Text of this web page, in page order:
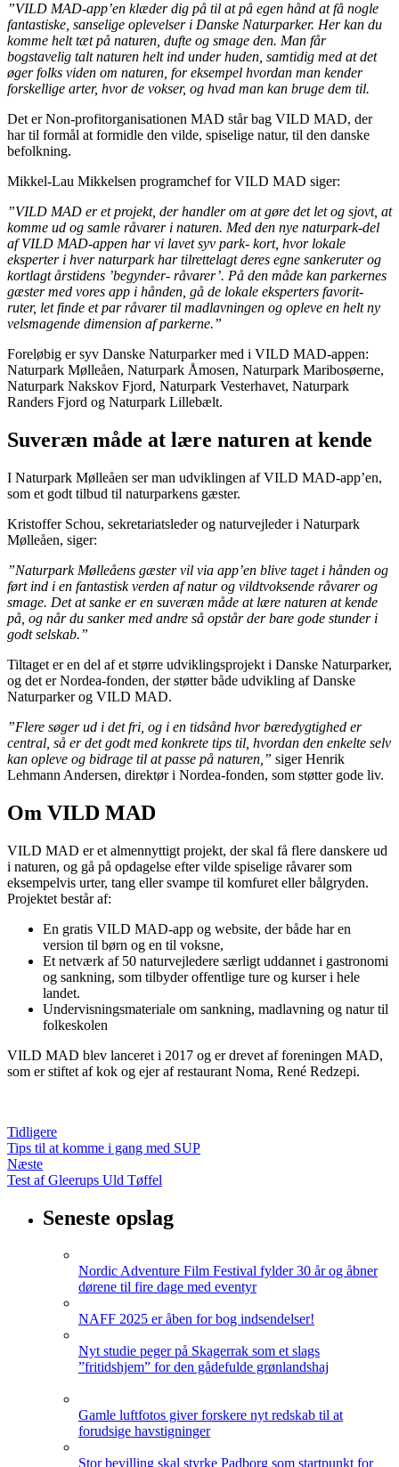
”VILD MAD-app’en klæder dig på til at på egen hånd at få nogle
fantastiske, sanselige oplevelser i Danske Naturparker. Her kan du
komme helt tæt på naturen, dufte og smage den. Man får
bogstavelig talt naturen helt ind under huden, samtidig med at det
øger folks viden om naturen, for eksempel hvordan man kender
forskellige arter, hvor de vokser, og hvad man kan bruge dem til.
Det er Non-profitorganisationen MAD står bag VILD MAD, der
har til formål at formidle den vilde, spiselige natur, til den danske
befolkning.
Mikkel-Lau Mikkelsen programchef for VILD MAD siger:
”VILD MAD er et projekt, der handler om at gøre det let og sjovt, at
komme ud og samle råvarer i naturen. Med den nye naturpark-del
af VILD MAD-appen har vi lavet syv park- kort, hvor lokale
eksperter i hver naturpark har tilrettelagt deres egne sankeruter og
kortlagt årstidens ’begynder- råvarer’. På den måde kan parkernes
gæster med vores app i hånden, gå de lokale eksperters favorit-
ruter, let finde et par råvarer til madlavningen og opleve en helt ny
velsmagende dimension af parkerne.”
Foreløbig er syv Danske Naturparker med i VILD MAD-appen:
Naturpark Mølleåen, Naturpark Åmosen, Naturpark Maribosøerne,
Naturpark Nakskov Fjord, Naturpark Vesterhavet, Naturpark
Randers Fjord og Naturpark Lillebælt.
Suveræn måde at lære naturen at kende
I Naturpark Mølleåen ser man udviklingen af VILD MAD-app’en,
som et godt tilbud til naturparkens gæster.
Kristoffer Schou, sekretariatsleder og naturvejleder i Naturpark
Mølleåen, siger:
”Naturpark Mølleåens gæster vil via app’en blive taget i hånden og
ført ind i en fantastisk verden af natur og vildtvoksende råvarer og
smage. Det at sanke er en suveræn måde at lære naturen at kende
på, og når du sanker med andre så opstår der bare gode stunder i
godt selskab.”
Tiltaget er en del af et større udviklingsprojekt i Danske Naturparker,
og det er Nordea-fonden, der støtter både udvikling af Danske
Naturparker og VILD MAD.
”Flere søger ud i det fri, og i en tidsånd hvor bæredygtighed er
central, så er det godt med konkrete tips til, hvordan den enkelte selv
kan opleve og bidrage til at passe på naturen,” siger Henrik
Lehmann Andersen, direktør i Nordea-fonden, som støtter gode liv.
Om VILD MAD
VILD MAD er et almennyttigt projekt, der skal få flere danskere ud
i naturen, og gå på opdagelse efter vilde spiselige råvarer som
eksempelvis urter, tang eller svampe til komfuret eller bålgryden.
Projektet består af:
En gratis VILD MAD-app og website, der både har en
version til børn og en til voksne,
Et netværk af 50 naturvejledere særligt uddannet i gastronomi
og sankning, som tilbyder offentlige ture og kurser i hele
landet.
Undervisningsmateriale om sankning, madlavning og natur til
folkeskolen
VILD MAD blev lanceret i 2017 og er drevet af foreningen MAD,
som er stiftet af kok og ejer af restaurant Noma, René Redzepi.
Tidligere
Tips til at komme i gang med SUP
Næste
Test af Gleerups Uld Tøffel
Seneste opslag
Nordic Adventure Film Festival fylder 30 år og åbner
dørene til fire dage med eventyr
NAFF 2025 er åben for bog indsendelser!
Nyt studie peger på Skagerrak som et slags
”fritidshjem” for den gådefulde grønlandshaj
Gamle luftfotos giver forskere nyt redskab til at
forudsige havstigninger
Stor bevilling skal styrke Padborg som startpunkt for